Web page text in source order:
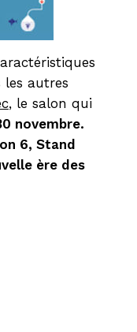
les autres
, le salon qui
novembre.
6, Stand
ère des